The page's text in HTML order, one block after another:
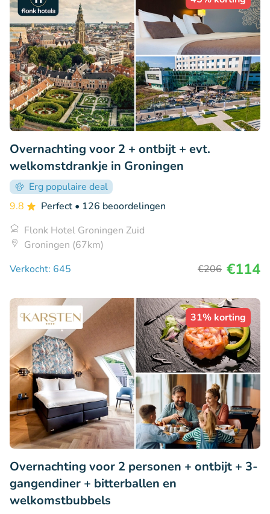
Overnachting voor 2 + ontbijt + evt.
welkomstdrankje in Groningen
Erg populaire deal
9.8
Perfect • 126 beoordelingen
Flonk Hotel Groningen Zuid
Groningen (67km)
Verkocht: 645
€206 €114
31% korting
Overnachting voor 2 personen + ontbijt + 3-
gangendiner + bitterballen en
welkomstbubbels